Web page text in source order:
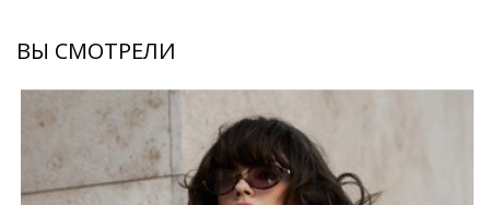
hand-made подход. Рыжий цвет, напоминающий о
солнечных осенних днях, придаёт куртке
неповторимую атмосферу тепла и уюта. Плетеный
дизайн не только делает её визуально
привлекательной, но и обеспечивает отличную
воздухопроницаемость, что так важно для
ВЫ СМОТРЕЛИ